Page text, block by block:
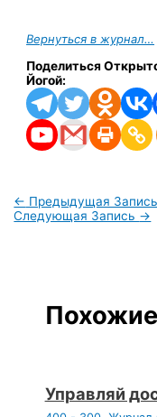
Вернуться в журнал…
Поделиться
Йогой:
← Предыдущая Запись
Следующая Запись →
Управляй